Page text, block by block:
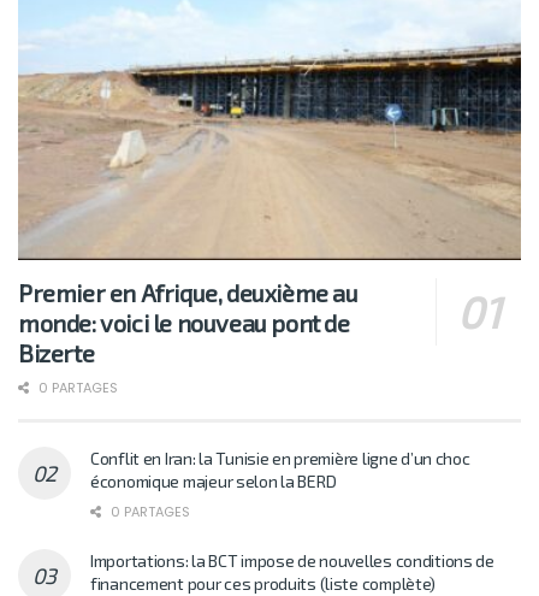
Premier en Afrique, deuxième au
monde: voici le nouveau pont de
Bizerte
0 PARTAGES
Conflit en Iran: la Tunisie en première ligne d’un choc
économique majeur selon la BERD
0 PARTAGES
Importations: la BCT impose de nouvelles conditions de
financement pour ces produits (liste complète)